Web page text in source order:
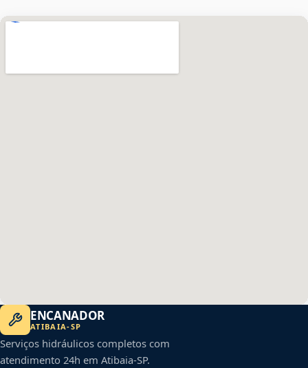
ENCANADOR
ATIBAIA-SP
Serviços hidráulicos completos com
atendimento 24h em Atibaia-SP.